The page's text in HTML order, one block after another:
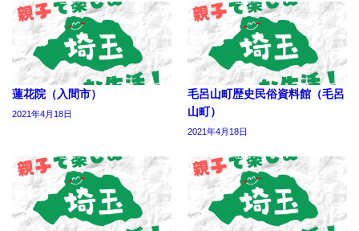
蓮花院（入間市）
2021年4月18日
毛呂山町歴史民俗資料館（毛呂
山町）
2021年4月18日